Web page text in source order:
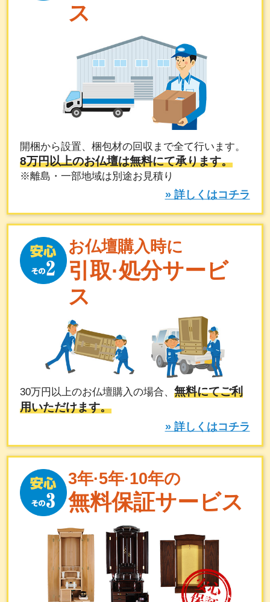
ス
開梱から設置、梱包材の回収まで全て行います。
8万円以上のお仏壇は無料にて承ります。
※離島・一部地域は別途お見積り
» 詳しくはコチラ
お仏壇購入時に
引取·処分サービ
ス
30万円以上のお仏壇購入の場合、無料にてご利
用いただけます。
» 詳しくはコチラ
3年·5年·10年の
無料保証サービス